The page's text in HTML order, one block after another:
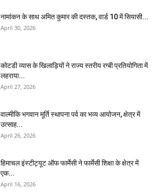
नामांकन के साथ अमित कुमार की दस्तक, वार्ड 10 में सियासी...
April 30, 2026
कोटडी व्यास के खिलाड़ियों ने राज्य स्तरीय रग्बी प्रतियोगिता में
लहराया...
April 27, 2026
वाल्मीकि भगवान मूर्ति स्थापना पर्व का भव्य आयोजन, क्षेत्र में
उत्साह...
April 26, 2026
हिमाचल इंस्टीट्यूट ऑफ फार्मेसी ने फार्मेसी शिक्षा के क्षेत्र में
एक...
April 16, 2026